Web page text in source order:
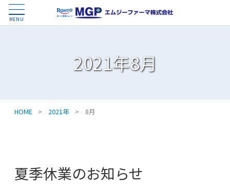
MENU
2021年8月
HOME > 2021年 > 8月
夏季休業のお知らせ